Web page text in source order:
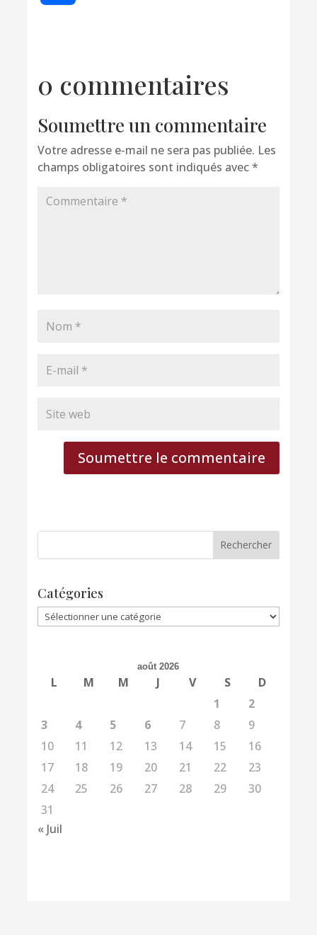
0 commentaires
Soumettre un commentaire
Votre adresse e-mail ne sera pas publiée. Les
champs obligatoires sont indiqués avec*
Soumettre le commentaire
Catégories
Catégories
août 2026
L M M J V S
D
1
2
3
4 5 6 7 8
9
10
11 12 13 14 15
16
17
18 19 20 21 22
23
24
25 26 27 28 29
30
31
« Juil